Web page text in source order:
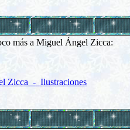
más a Miguel Ángel Zicca:
Zicca - Ilustraciones